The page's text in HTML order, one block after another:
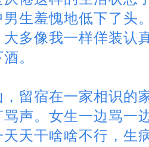
生羞愧地低下了头
多像我一样佯装认
。
，留宿在一家相识的
骂声。女生一边骂一
天干啥啥不行，生